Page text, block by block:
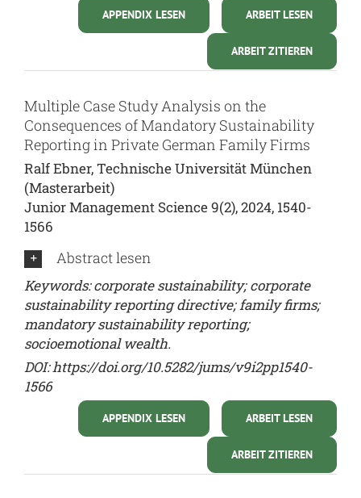
ARBEIT LESEN
APPENDIX LESEN
ARBEIT ZITIEREN
Multiple Case Study Analysis on the
Consequences of Mandatory Sustainability
Reporting in Private German Family Firms
Ralf Ebner, Technische Universität München
(Masterarbeit)
Junior Management Science 9(2), 2024, 1540-
1566
Abstract lesen
Keywords: corporate sustainability; corporate
sustainability reporting directive; family firms;
mandatory sustainability reporting;
socioemotional wealth.
DOI:https://doi.org/10.5282/jums/v9i2pp1540-
1566
ARBEIT LESEN
APPENDIX LESEN
ARBEIT ZITIEREN